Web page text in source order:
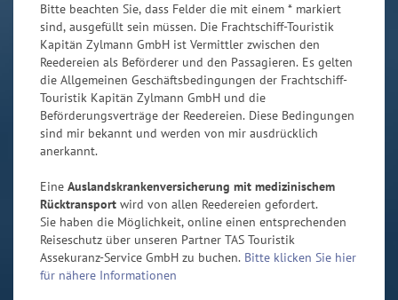
Bitte beachten Sie, dass Felder die mit einem * markiert
sind, ausgefüllt sein müssen. Die Frachtschiff-Touristik
Kapitän Zylmann GmbH ist Vermittler zwischen den
Reedereien als Beförderer und den Passagieren. Es gelten
die Allgemeinen Geschäftsbedingungen der Frachtschiff-
Touristik Kapitän Zylmann GmbH und die
Beförderungsverträge der Reedereien. Diese Bedingungen
sind mir bekannt und werden von mir ausdrücklich
anerkannt.
Eine Auslandskrankenversicherung mit medizinischem
Rücktransport wird von allen Reedereien gefordert.
Sie haben die Möglichkeit, online einen entsprechenden
Reiseschutz über unseren Partner TAS Touristik
Assekuranz-Service GmbH zu buchen. Bitte klicken Sie hier
für nähere Informationen